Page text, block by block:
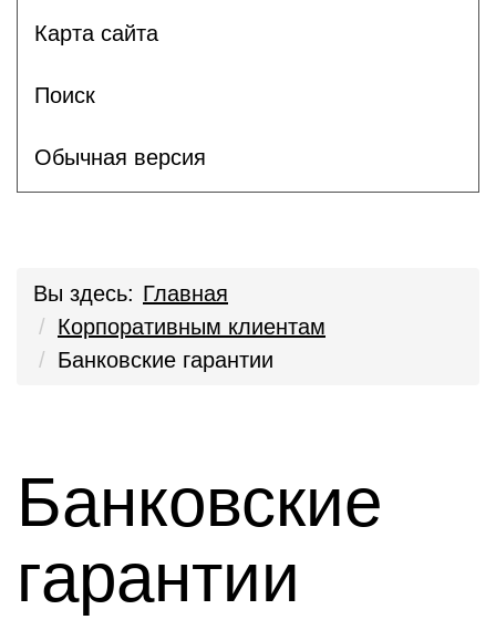
Карта сайта
Поиск
Обычная версия
Вы здесь: Главная
Корпоративным клиентам
Банковские гарантии
Банковские
гарантии